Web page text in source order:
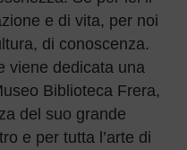
e di vita, per noi
di conoscenza.
viene dedicata una
Biblioteca Frera,
del suo grande
e per tutta l’arte di